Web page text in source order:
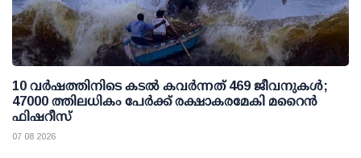
10 വര്‍ഷത്തിനിടെ കടല്‍ കവര്‍ന്നത് 469 ജീവനുകള്‍;
47000 ത്തിലധികം പേര്‍ക്ക് രക്ഷാകരമേകി മറൈന്‍
ഫിഷറീസ്
07 08 2026